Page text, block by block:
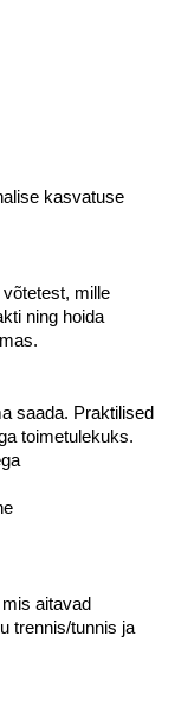
kasvatuse
mille
ning hoida
saada. Praktilised
toimetulekuks.
aitavad
trennis/tunnis ja